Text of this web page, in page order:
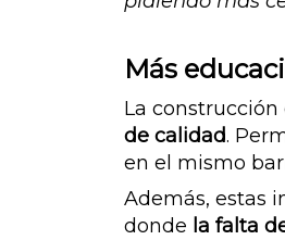
Más
La construcción
de calidad.
en el mismo
Además, estas
donde la falta